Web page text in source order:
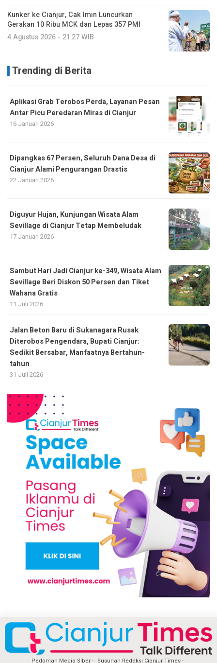
Kunker ke Cianjur, Cak Imin Luncurkan
Gerakan 10 Ribu MCK dan Lepas 357 PMI
4 Agustus 2026 - 21:27 WIB
Trending di Berita
Aplikasi Grab Terobos Perda, Layanan Pesan
Antar Picu Peredaran Miras di Cianjur
16 Januari 2026
Dipangkas 67 Persen, Seluruh Dana Desa di
Cianjur Alami Pengurangan Drastis
22 Januari 2026
Diguyur Hujan, Kunjungan Wisata Alam
Sevillage di Cianjur Tetap Membeludak
17 Januari 2026
Sambut Hari Jadi Cianjur ke-349, Wisata Alam
Sevillage Beri Diskon 50 Persen dan Tiket
Wahana Gratis
11 Juli 2026
Jalan Beton Baru di Sukanagara Rusak
Diterobos Pengendara, Bupati Cianjur:
Sedikit Bersabar, Manfaatnya Bertahun-
tahun
31 Juli 2026
Pedoman Media Siber Susunan Redaksi Cianjur Times